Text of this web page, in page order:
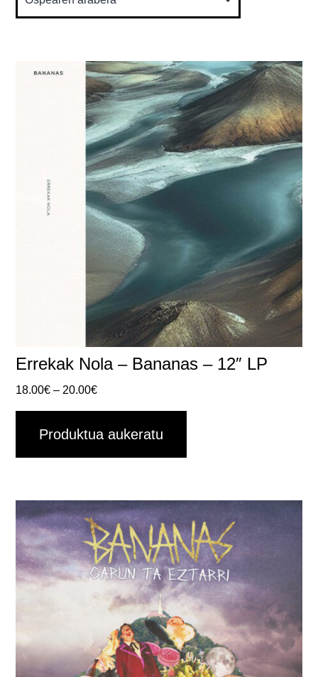
Errekak Nola – Bananas – 12″ LP
18.00€ – 20.00€Prezio
tartea:
18.00€tik
Produktua aukeratu
Produktu
Aukera
produktu